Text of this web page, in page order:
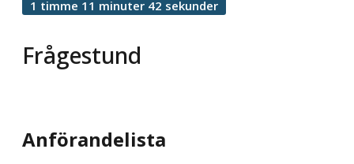
Frågestund
1 timme 11 minuter 42 sekunder
Anförandelista